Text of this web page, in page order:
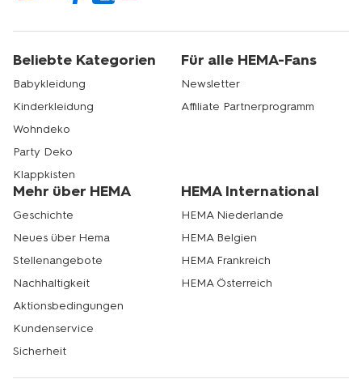
Beliebte Kategorien
Babykleidung
Kinderkleidung
Wohndeko
Party Deko
Klappkisten
Für alle HEMA-Fans
Newsletter
Affiliate Partnerprogramm
Mehr über HEMA
Geschichte
Neues über Hema
Stellenangebote
Nachhaltigkeit
Aktionsbedingungen
Kundenservice
Sicherheit
HEMA International
HEMA Niederlande
HEMA Belgien
HEMA Frankreich
HEMA Österreich